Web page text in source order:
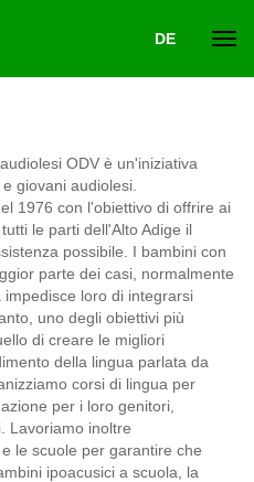
DE
ODV è un'iniziativa
giovani audiolesi.
1976 con l'obiettivo di offrire ai
le parti dell'Alto Adige il
possibile. I bambini con
parte dei casi, normalmente
loro di integrarsi
uno degli obiettivi più
di creare le migliori
della lingua parlata da
corsi di lingua per
per i loro genitori,
Lavoriamo inoltre
le scuole per garantire che
ipoacusici a scuola, la